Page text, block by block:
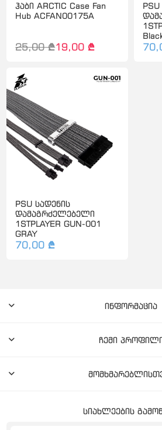
ჰაბი ARCTIC Case Fan
Hub ACFAN00175A
25,00 ₾19,00 ₾
PSU სადენის
დამაგრძელებელი
1STPLAYER GUN-001
GRAY
70,00 ₾
ინფორმაცია
ჩემი
სიახლეების